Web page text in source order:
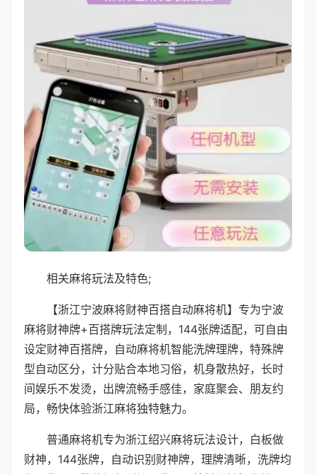
相关麻将玩法及特色;
【浙江宁波麻将财神百搭自动麻将机】专为宁波
麻将财神牌+百搭牌玩法定制，144张牌适配，可自由
设定财神百搭牌，自动麻将机智能洗牌理牌，特殊牌
型自动区分，计分贴合本地习俗，机身散热好，长时
间娱乐不发烫，出牌流畅手感佳，家庭聚会、朋友约
局，畅快体验浙江麻将独特魅力。
普通麻将机专为浙江绍兴麻将玩法设计，白板做
财神，144张牌，自动识别财神牌，理牌清晰，洗牌均